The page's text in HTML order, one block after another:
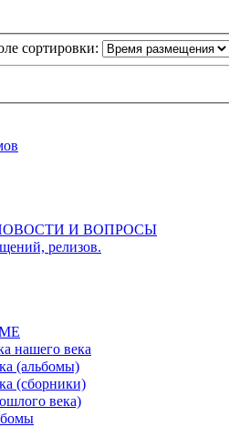
сортировки:
И ВОПРОСЫ
релизов.
нашего века
(альбомы)
(сборники)
века)